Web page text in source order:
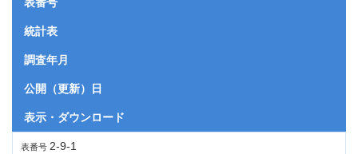
表番号
統計表
調査年月
公開（更新）日
表示・ダウンロード
表番号 2-9-1